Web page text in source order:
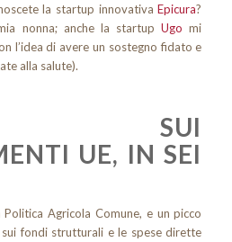
la startup innovativaEpicura?
nonna; anche la startupUgo mi
l’idea di avere un sostegno fidato e
alla salute).
SUI
UE, IN SEI
Agricola Comune, e un picco
sui fondi strutturali e le spese dirette